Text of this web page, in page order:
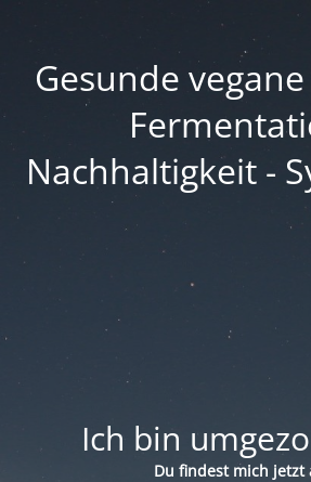
Gesunde
Nachhaltigkeit -
Ich bin
Du findest mich jetzt